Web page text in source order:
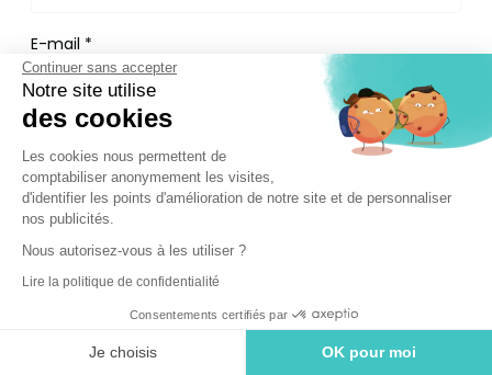
Continuer sans accepter
Notre site utilise
des cookies
Les cookies nous permettent de
comptabiliser anonymement les visites,
d'identifier les points d'amélioration de notre site et de personnaliser
nos publicités.
Nous autorisez-vous à les utiliser ?
Lire la politique de confidentialité
Consentements certifiés par
Je choisis OK pour moi
E-mail *
Site web
Enregistrer mon nom, mon e-mail et mon site dans
le navigateur pour mon prochain commentaire.